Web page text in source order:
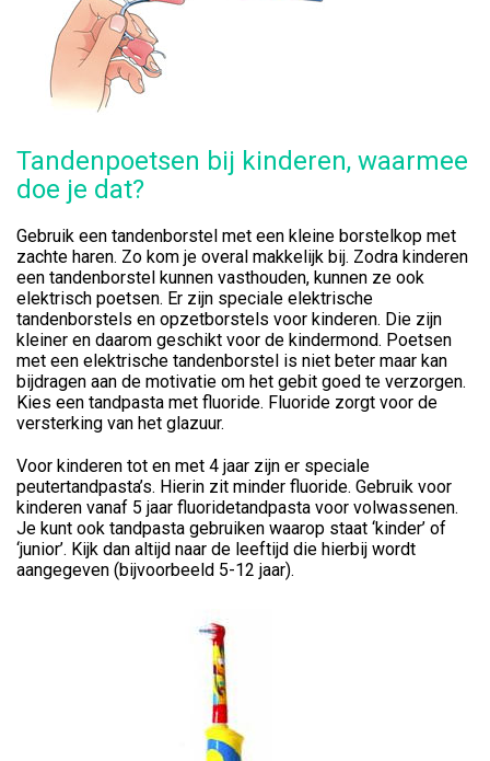
Tandenpoetsen bij kinderen, waarmee
doe je dat?
Gebruik een tandenborstel met een kleine borstelkop met
zachte haren. Zo kom je overal makkelijk bij. Zodra kinderen
een tandenborstel kunnen vasthouden, kunnen ze ook
elektrisch poetsen. Er zijn speciale elektrische
tandenborstels en opzetborstels voor kinderen. Die zijn
kleiner en daarom geschikt voor de kindermond. Poetsen
met een elektrische tandenborstel is niet beter maar kan
bijdragen aan de motivatie om het gebit goed te verzorgen.
Kies een tandpasta met fluoride. Fluoride zorgt voor de
versterking van het glazuur.
Voor kinderen tot en met 4 jaar zijn er speciale
peutertandpasta’s. Hierin zit minder fluoride. Gebruik voor
kinderen vanaf 5 jaar fluoridetandpasta voor volwassenen.
Je kunt ook tandpasta gebruiken waarop staat ‘kinder’ of
‘junior’. Kijk dan altijd naar de leeftijd die hierbij wordt
aangegeven (bijvoorbeeld 5-12 jaar).